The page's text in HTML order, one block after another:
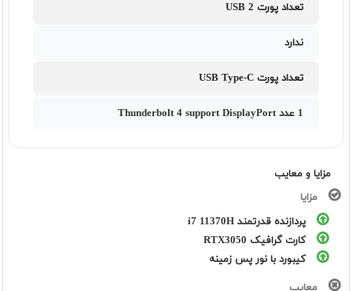
تعداد پورت USB 2
ندارد
تعداد پورت USB Type-C
1 عدد Thunderbolt 4 support DisplayPort
مزایا و معایب
مزایا
پردازنده قدرتمند i7 11370H
کارت گرافیک RTX3050
کیبورد با نور پس زمینه
معایب